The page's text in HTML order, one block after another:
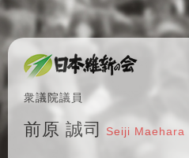
衆議院議員
前原 誠司 Seiji Maehara